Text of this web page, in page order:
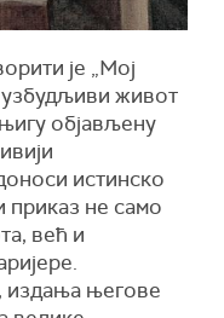
је „Мој
живот
објављену
истинско
приказ не само
већ и
издања његове